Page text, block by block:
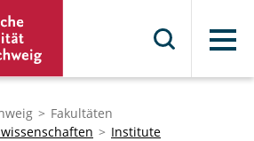
Menü
Fakultäten
Institute